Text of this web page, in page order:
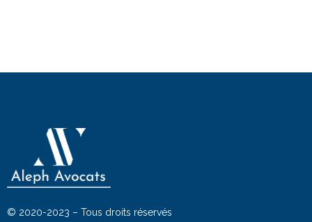
© 2020-2023 – Tous droits réservés